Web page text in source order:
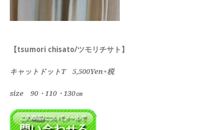
【tsumori chisato/ツモリチサト】
キャットドットT 5,500Yen+税
size 90・110・130㎝